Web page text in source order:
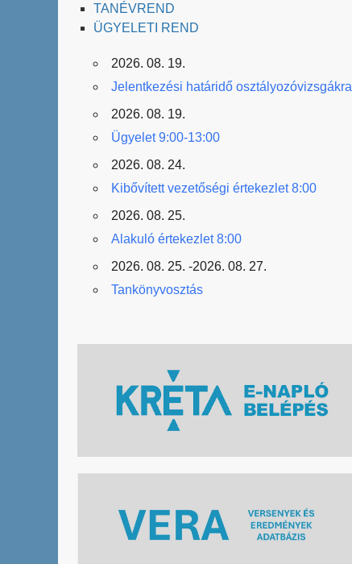
TANÉVREND
ÜGYELETI REND
2026. 08. 19.
Jelentkezési határidő osztályozóvizsgákra
2026. 08. 19.
Ügyelet 9:00-13:00
2026. 08. 24.
Kibővített vezetőségi értekezlet 8:00
2026. 08. 25.
Alakuló értekezlet 8:00
2026. 08. 25. -2026. 08. 27.
Tankönyvosztás